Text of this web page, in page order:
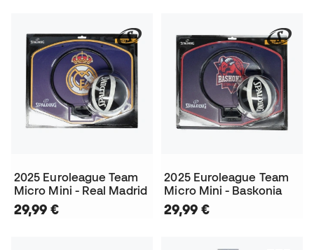
2025 Euroleague Team
Micro Mini - Real Madrid
29,99 €
2025 Euroleague Team
Micro Mini - Baskonia
29,99 €